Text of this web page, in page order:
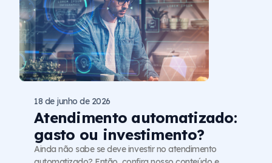
Atendimento automatizado:
gasto ou investimento?
18 de junho de 2026
Ainda não sabe se deve investir no atendimento